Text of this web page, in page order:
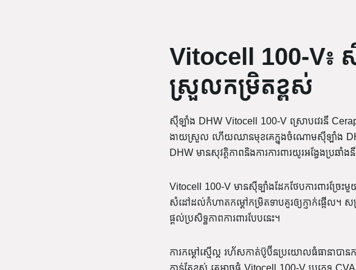
Vitocell 100-V៖
ស្រួលកម្រិតខ្ពស់
ស៊ីឡាំង DHW Vitocell 100-V ស្រោបវេរនី
ងាយស្រួល ហើយឈានមុខគេក្នុងចំណោមស៊ីឡាំង
DHW មានសុវត្ថិភាពនិងការការពារយូរអង្វែងប្រឆាំង
Vitocell 100-V មានស៊ីឡាំងដែកថែបការពារច្រែ
សំដៅដល់កំហាតកម្តៅកម្រិតទាបគួរឲ្យភ្ញាក់ផ្អើល។
ផ្តល់ប្រសិទ្ធភាពការពារបែបនេះ។
ការកម្តៅស្មើល្អ រហ័សកាត់ប៊ូប៊ីនប្រយោលធំធានាបា